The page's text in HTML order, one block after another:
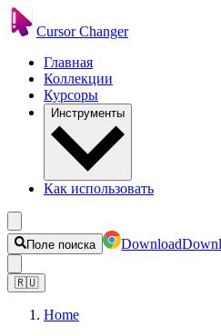
Cursor Changer
Главная
Коллекции
Курсоры
Инструменты
Как использовать
Поле поиска Download
🇷🇺
Home